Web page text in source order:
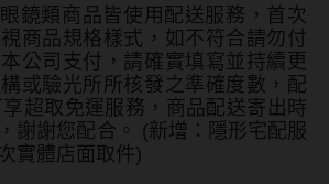
鏡類商品皆使用配送服務，首次
商品規格樣式，如不符合請勿付
公司支付，請確實填寫並持續更
或驗光所所核發之準確度數，配
超取免運服務，商品配送寄出時
謝謝您配合。 (新增：隱形宅配服
實體店面取件)